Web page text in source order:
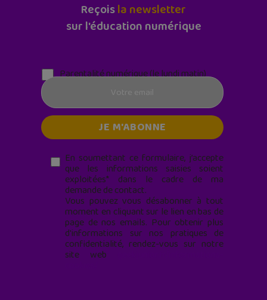
Reçoisla newsletter
sur l'éducation numérique
Parentalité numérique (le lundi matin)
En soumettant ce formulaire, j’accepte
que les informations saisies soient
exploitées* dans le cadre de ma
demande de contact.
Vous pouvez vous désabonner à tout
moment en cliquant sur le lien en bas de
page de nos emails. Pour obtenir plus
d'informations sur nos pratiques de
confidentialité, rendez-vous sur notre
site web